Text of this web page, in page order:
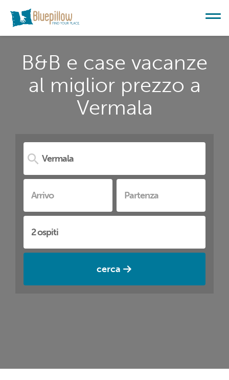
B&B e case vacanze
al miglior prezzo a
Vermala
cerca